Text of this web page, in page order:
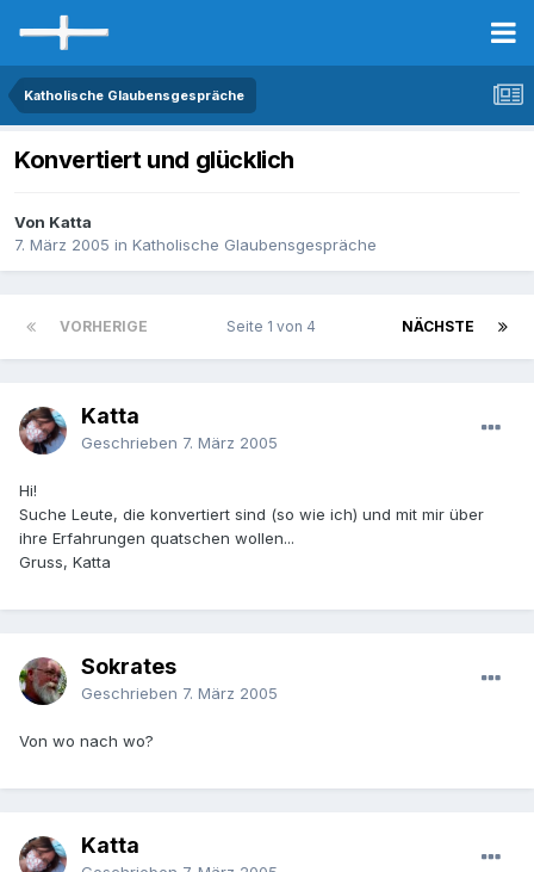
Katholische Glaubensgespräche
Konvertiert und glücklich
Von Katta
7. März 2005 in Katholische Glaubensgespräche
VORHERIGE NÄCHSTE
Seite 1 von 4
Katta
Geschrieben 7. März 2005
Hi!
Suche Leute, die konvertiert sind (so wie ich) und mit mir über
ihre Erfahrungen quatschen wollen...
Gruss, Katta
Sokrates
Geschrieben 7. März 2005
Von wo nach wo?
Katta